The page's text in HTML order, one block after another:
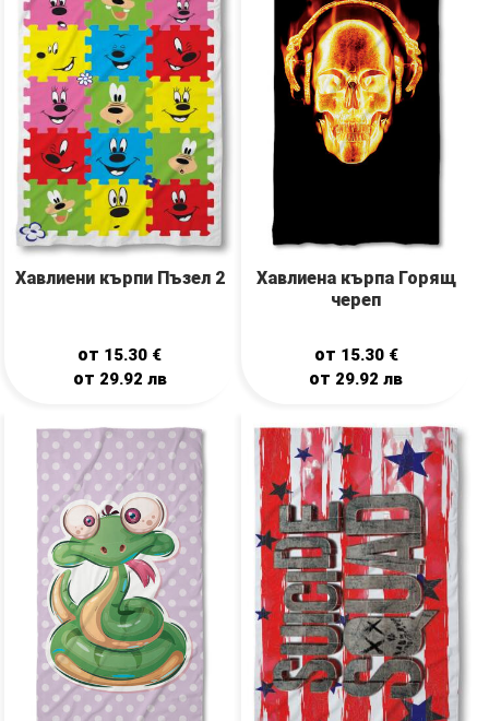
Хавлиени кърпи Пъзел 2
от 15.30 €
от 29.92 лв
Хавлиена кърпа Горящ
череп
от 15.30 €
от 29.92лв